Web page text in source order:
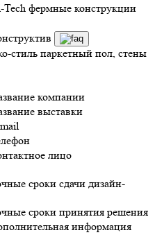
Tech фермные конструкции
стиль паркетный пол, стены
компании
выставки
лицо
сроки сдачи дизайн-
сроки принятия решения
информация